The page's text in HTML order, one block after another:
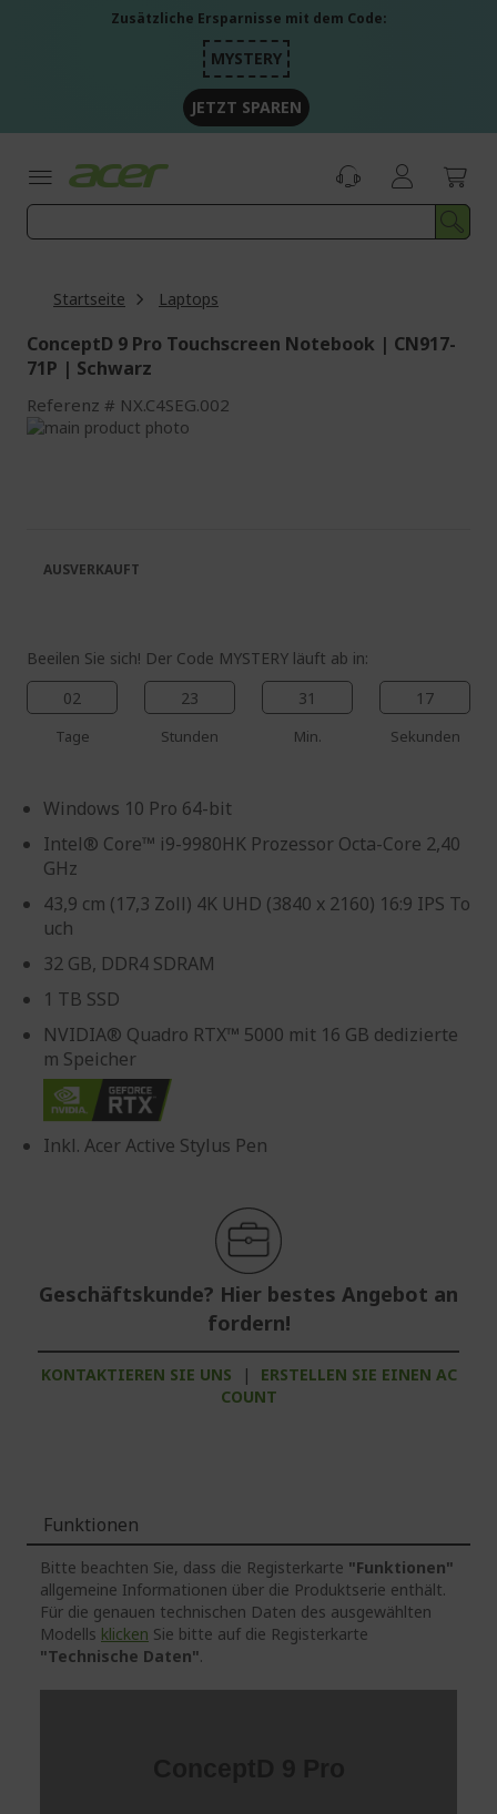
Zusätzliche Ersparnisse mit dem Code:
MYSTERY
JETZT SPAREN
Startseite Laptops
ConceptD 9 Pro Touchscreen Notebook | CN917-
71P | Schwarz
Referenz NX.C4SEG.002
Zum
Beeilen Sie sich! Der Code MYSTERY läuft ab in:
02
Tage
23
Stunden
31
Min.
16
Sekunden
Windows 10 Pro 64-bit
Intel® Core™ i9-9980HK Prozessor Octa-Core 2,40
GHz
43,9 cm (17,3 Zoll) 4K UHD (3840 x 2160) 16:9 IPS To
uch
32 GB, DDR4 SDRAM
1 TB SSD
NVIDIA® Quadro RTX™ 5000 mit 16 GB dedizierte
m Speicher
Inkl. Acer Active Stylus Pen
Geschäftskunde? Hier bestes Angebot an
fordern!
KONTAKTIEREN SIE UNS |
ERSTELLEN SIE EINEN AC
COUNT
AUSVERKAUFT
Funktionen
Bitte beachten Sie, dass die Registerkarte "Funktionen"
allgemeine Informationen über die Produktserie enthält.
Für die genauen technischen Daten des ausgewählten
Modells klicken Sie bitte auf die Registerkarte
"Technische Daten".